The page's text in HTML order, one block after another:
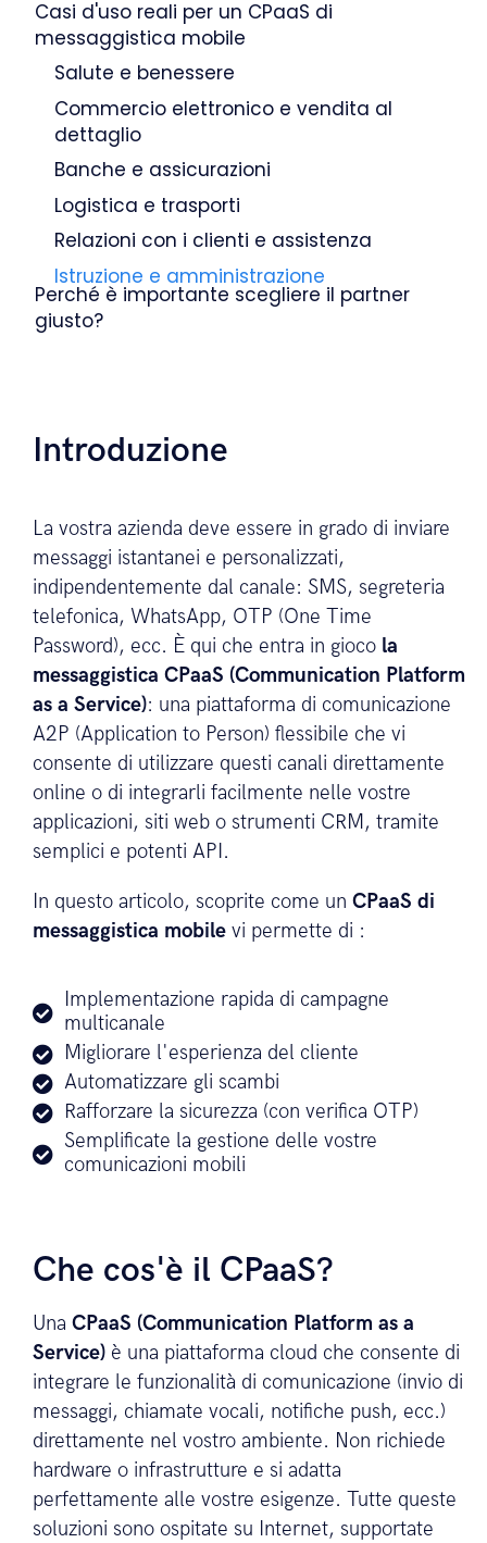
Casi d'uso reali per un CPaaS di
messaggistica mobile
Salute e benessere
Commercio elettronico e vendita al
dettaglio
Banche e assicurazioni
Logistica e trasporti
Relazioni con i clienti e assistenza
Istruzione e amministrazione
Perché è importante scegliere il partner
giusto?
Introduzione
La vostra azienda deve essere in grado di inviare
messaggi istantanei e personalizzati,
indipendentemente dal canale: SMS, segreteria
telefonica, WhatsApp, OTP (One Time
Password), ecc. È qui che entra in gioco la
messaggistica CPaaS (Communication Platform
as a Service): una piattaforma di comunicazione
A2P (Application to Person) flessibile che vi
consente di utilizzare questi canali direttamente
online o di integrarli facilmente nelle vostre
applicazioni, siti web o strumenti CRM, tramite
semplici e potenti API.
In questo articolo, scoprite come un CPaaS di
messaggistica mobile vi permette di :
Implementazione rapida di campagne
multicanale
Migliorare l'esperienza del cliente
Automatizzare gli scambi
Rafforzare la sicurezza (con verifica OTP)
Semplificate la gestione delle vostre
comunicazioni mobili
Che cos'è il CPaaS?
Una CPaaS (Communication Platform as a
Service) è una piattaforma cloud che consente di
integrare le funzionalità di comunicazione (invio di
messaggi, chiamate vocali, notifiche push, ecc.)
direttamente nel vostro ambiente. Non richiede
hardware o infrastrutture e si adatta
perfettamente alle vostre esigenze. Tutte queste
soluzioni sono ospitate su Internet, supportate